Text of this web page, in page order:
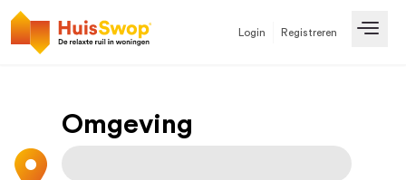
Login Registreren
Omgeving